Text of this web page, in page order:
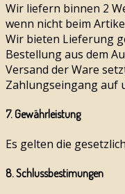
Wir liefern binnen 2
wenn nicht beim
Wir bieten Lieferung
Bestellung aus dem
Versand der Ware
Zahlungseingang auf
7. Gewährleistung
Es gelten die
8. Schlussbestimungen